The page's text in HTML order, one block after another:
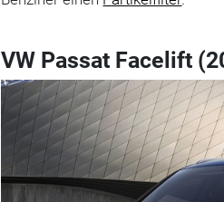
VW Passat Facelift